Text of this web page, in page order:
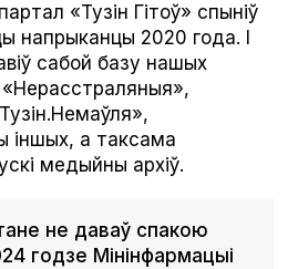
«Тузін Гітоў» спыніў
напрыканцы 2020 года. І
сабой базу нашых
«Нерасстраляныя»,
іншых, а таксама
медыйны архіў.
не даваў спакою
годзе Мінінфармацыі